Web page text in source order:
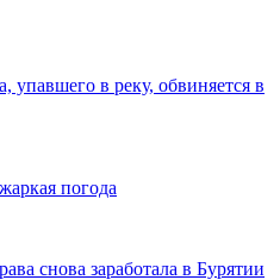
упавшего в реку, обвиняется в
погода
снова заработала в Бурятии